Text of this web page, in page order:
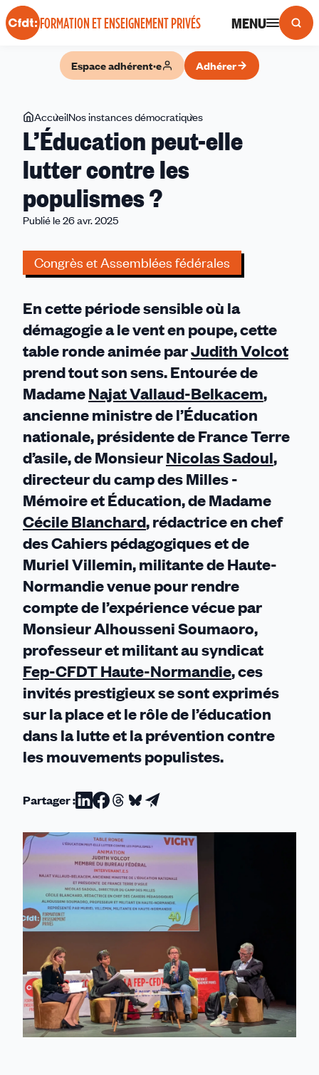
Panneau de gestion des cookies
FORMATION ET ENSEIGNEMENT PRIVÉS MENU
Espace adhérent·e Adhérer
Vous
êtes
ici
AccueilNos instances démocratiques
peut-
L’Éducation peut-elle
lutter contre les
populismes ?
Publié le 26 avr. 2025
Congrès et Assemblées fédérales
En cette période sensible où la
démagogie a le vent en poupe, cette
table ronde animée parJudith Volcot
prend tout son sens. Entourée de
MadameNajat Vallaud-Belkacem,
ancienne ministre de l’Éducation
nationale, présidente de France Terre
d’asile, de MonsieurNicolas Sadoul,
directeur du camp des Milles -
Mémoire et Éducation, de Madame
Cécile Blanchard, rédactrice en chef
des Cahiers pédagogiques et de
Muriel Villemin, militante de Haute-
Normandie venue pour rendre
compte de l’expérience vécue par
Monsieur Alhousseni Soumaoro,
professeur et militant au syndicat
Fep-CFDT Haute-Normandie, ces
invités prestigieux se sont exprimés
sur la place et le rôle de l’éducation
dans la lutte et la prévention contre
les mouvements populistes.
Partager :Partager
sur
Linkedin
Partager
sur
Facebook
Partager
sur
Threads
Partager
sur
Bluesky
Partager
par
email